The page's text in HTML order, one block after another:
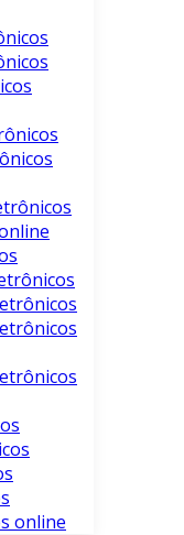
online